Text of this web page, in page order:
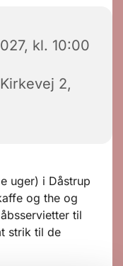
kl. 10:00
2,
uger) i Dåstrup
og the og
til
strik til de